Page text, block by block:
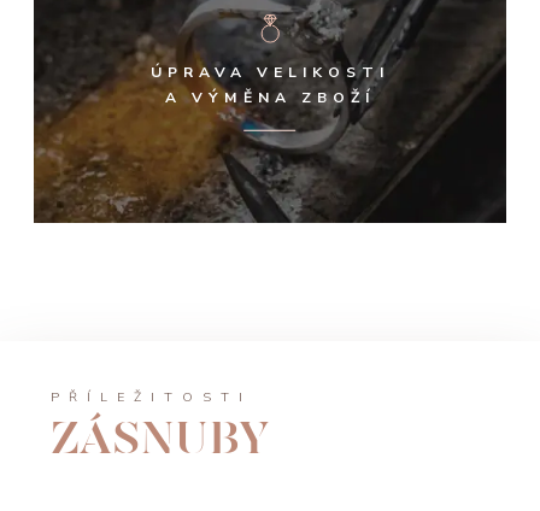
ÚPRAVA VELIKOSTI
A VÝMĚNA ZBOŽÍ
PŘÍLEŽITOSTI
ZÁSNUBY